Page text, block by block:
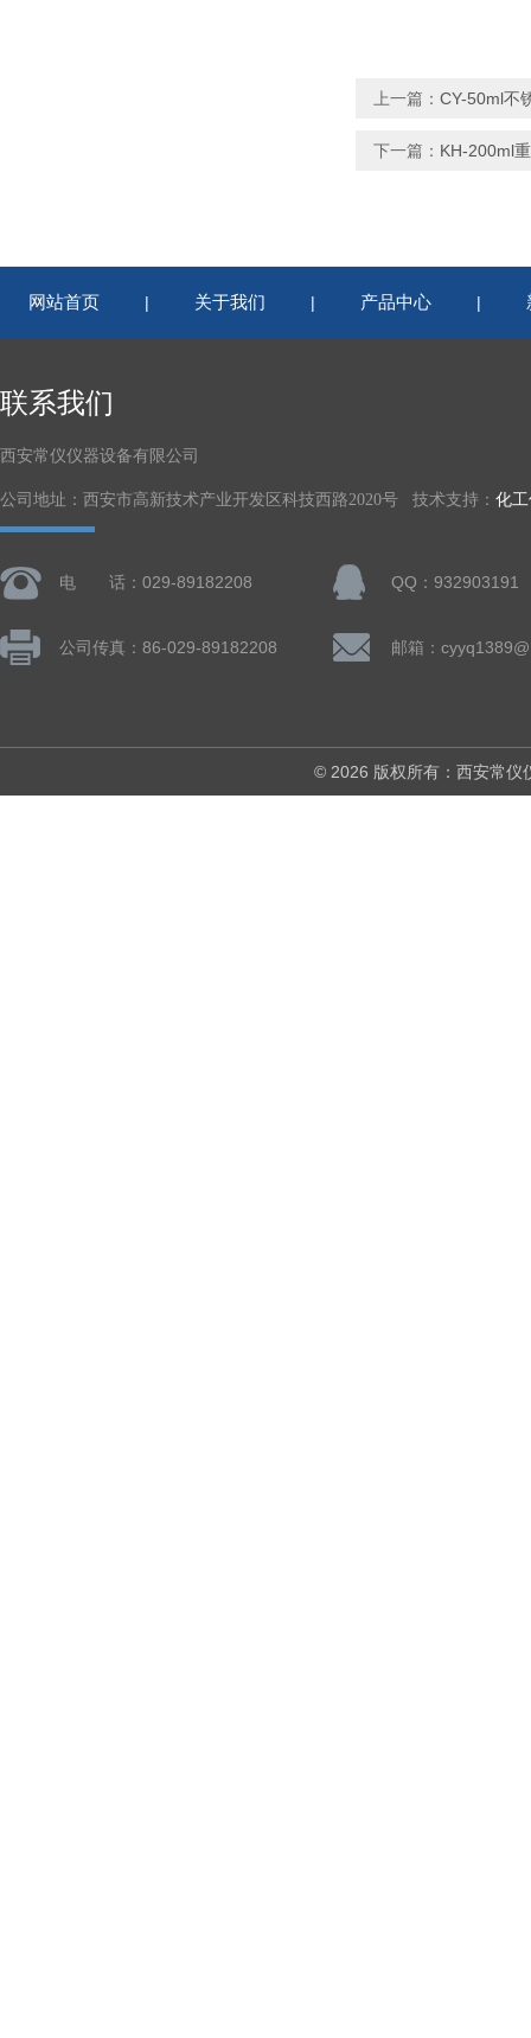
上一篇： CY-50ml不
下一篇： KH-200ml
网站首页 | 关于我们 | 产品中心 |
联系我们
西安常仪仪器设备有限公司
公司地址：西安市高新技术产业开发区科技西路2020号 技术支持： 化
电 话：029-89182208 QQ：932903191
公司传真：86-029-89182208 邮箱：
© 2026 版权所有：西安常